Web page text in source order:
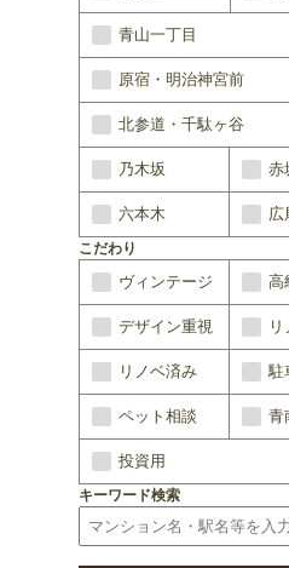
青山一丁目
原宿・明治神宮前
北参道・千駄ヶ谷
乃木坂 赤
六本木 広
こだわり
ヴィンテージ 高
デザイン重視
リノベ済み 駐
ペット相談 青
投資用
キーワード検索